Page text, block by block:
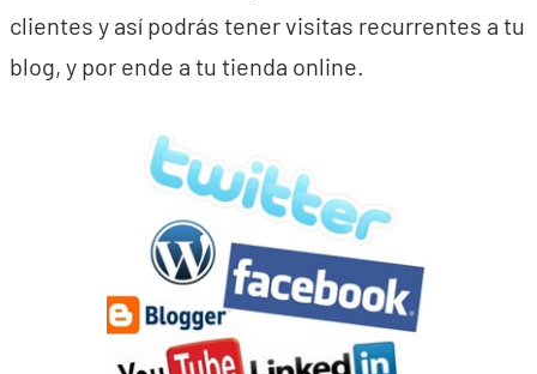
clientes y así podrás tener visitas recurrentes a tu
blog, y por ende a tu tienda online.